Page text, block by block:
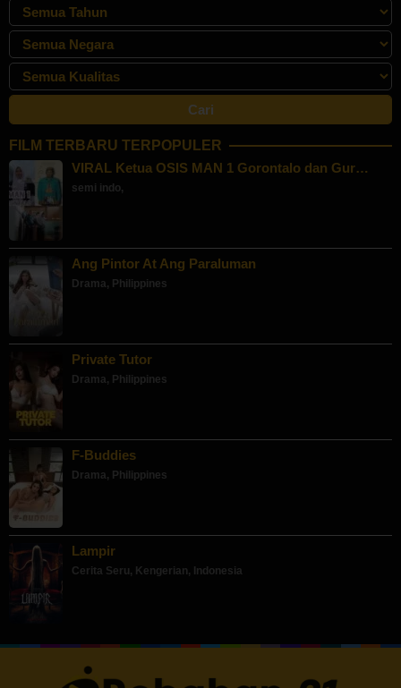
FILM TERBARU TERPOPULER
VIRAL Ketua OSIS MAN 1 Gorontalo dan Gur…
semi indo,
Ang Pintor At Ang Paraluman
Drama, Philippines
Private Tutor
Drama, Philippines
F-Buddies
Drama, Philippines
Lampir
Cerita Seru, Kengerian, Indonesia